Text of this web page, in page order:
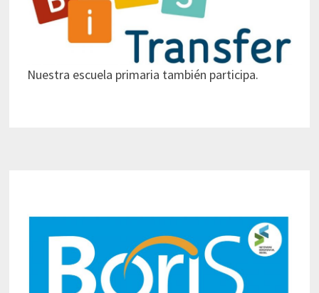
Nuestra escuela primaria también participa.